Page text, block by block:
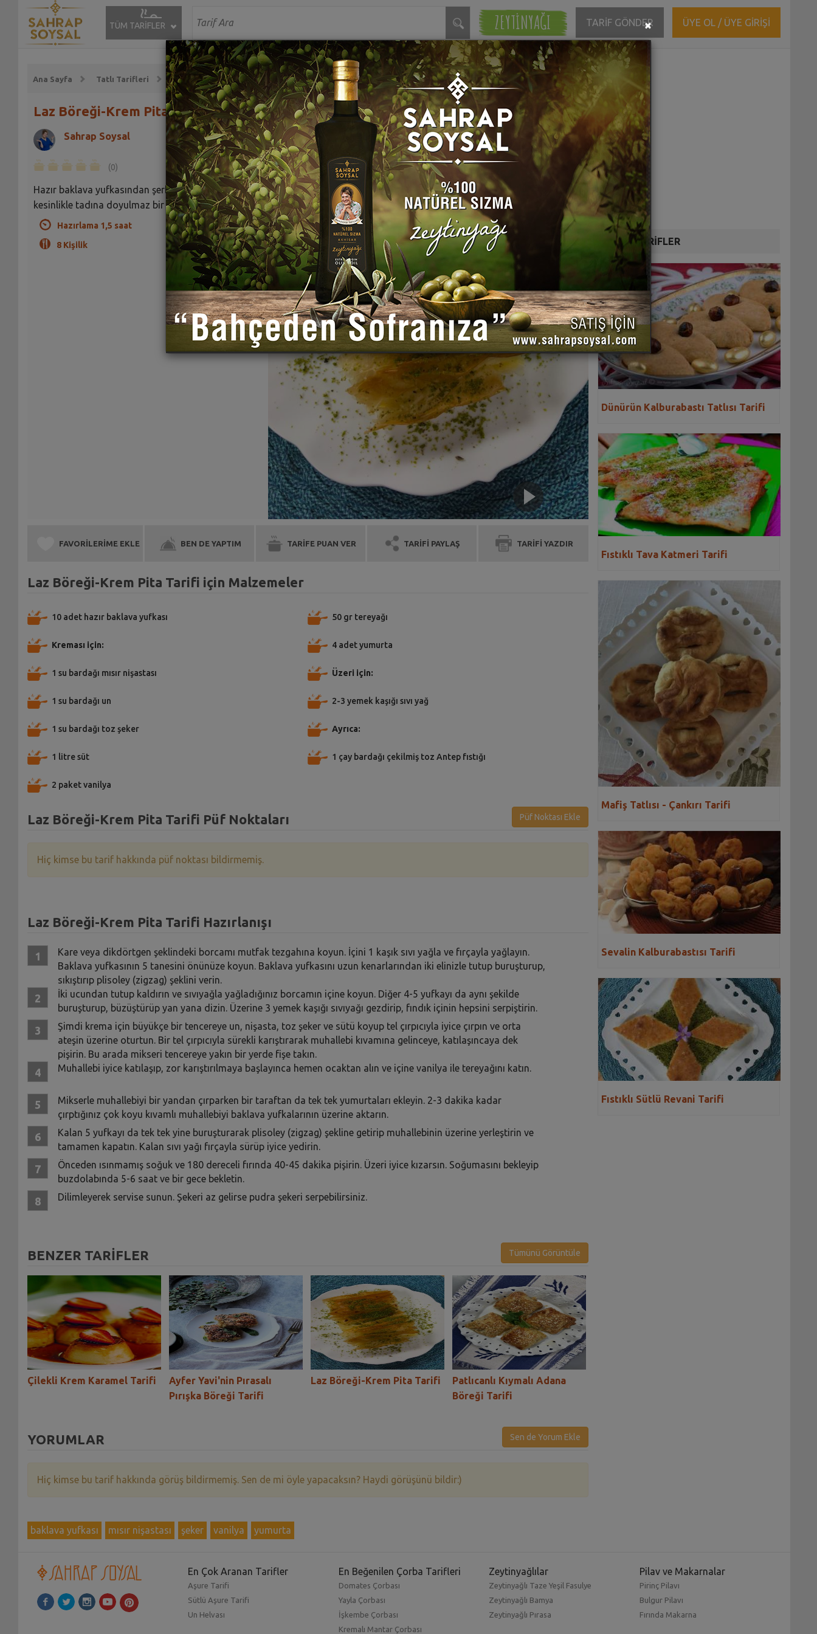
TÜM TARİFLER ZEYTİNYAĞI TARİF GÖNDER ÜYE OL / ÜYE GİRİŞİ
Ana Sayfa Tatlı Tarifleri Şerbetli Tatlı Tarifleri
Laz Böreği-Krem Pita Tarifi
Sahrap Soysal
(0)
Hazır baklava yufkasından şerbetli, kremalı ve
kesinlikle tadına doyulmaz bir tatlı tarifim var!
Hazırlama 1,5 saat
8 Kişilik
FAVORİLERİME EKLE BEN DE YAPTIM TARİFE PUAN VER TARİFİ PAYLAŞ TARİFİ YAZDIR
Laz Böreği-Krem Pita Tarifi için Malzemeler
10 adet hazır baklava yufkası
Kreması için:
1 su bardağı mısır nişastası
1 su bardağı un
1 su bardağı toz şeker
1 litre süt
2 paket vanilya
50 gr tereyağı
4 adet yumurta
Üzeri için:
2-3 yemek kaşığı sıvı yağ
Ayrıca:
1 çay bardağı çekilmiş toz Antep fıstığı
Laz Böreği-Krem Pita Tarifi Püf Noktaları Püf Noktası Ekle
Hiç kimse bu tarif hakkında püf noktası bildirmemiş.
Laz Böreği-Krem Pita Tarifi Hazırlanışı
Kare veya dikdörtgen şeklindeki borcamı mutfak tezgahına koyun. İçini 1 kaşık sıvı yağla ve fırçayla yağlayın.
Baklava yufkasının 5 tanesini önünüze koyun. Baklava yufkasını uzun kenarlarından iki elinizle tutup buruşturup,
sıkıştırıp plisoley (zigzag) şeklini verin.
İki ucundan tutup kaldırın ve sıvıyağla yağladığınız borcamın içine koyun. Diğer 4-5 yufkayı da aynı şekilde
buruşturup, büzüştürüp yan yana dizin. Üzerine 3 yemek kaşığı sıvıyağı gezdirip, fındık içinin hepsini serpiştirin.
Şimdi krema için büyükçe bir tencereye un, nişasta, toz şeker ve sütü koyup tel çırpıcıyla iyice çırpın ve orta
ateşin üzerine oturtun. Bir tel çırpıcıyla sürekli karıştırarak muhallebi kıvamına gelinceye, katılaşıncaya dek
pişirin. Bu arada mikseri tencereye yakın bir yerde fişe takın.
Muhallebi iyice katılaşıp, zor karıştırılmaya başlayınca hemen ocaktan alın ve içine vanilya ile tereyağını katın.
Mikserle muhallebiyi bir yandan çırparken bir taraftan da tek tek yumurtaları ekleyin. 2-3 dakika kadar
çırptığınız çok koyu kıvamlı muhallebiyi baklava yufkalarının üzerine aktarın.
Kalan 5 yufkayı da tek tek yine buruşturarak plisoley (zigzag) şekline getirip muhallebinin üzerine yerleştirin ve
tamamen kapatın. Kalan sıvı yağı fırçayla sürüp iyice yedirin.
Önceden ısınmamış soğuk ve 180 dereceli fırında 40-45 dakika pişirin. Üzeri iyice kızarsın. Soğumasını bekleyip
buzdolabında 5-6 saat ve bir gece bekletin.
Dilimleyerek servise sunun. Şekeri az gelirse pudra şekeri serpebilirsiniz.
BENZER TARİFLER Tümünü Görüntüle
Çilekli Krem Karamel Tarifi
Ayfer Yavi'nin Pırasalı
Pırışka Böreği Tarifi
Laz Böreği-Krem Pita Tarifi
Patlıcanlı Kıymalı Adana
Böreği Tarifi
YORUMLAR Sen de Yorum Ekle
Hiç kimse bu tarif hakkında görüş bildirmemiş. Sen de mi öyle yapacaksın? Haydi görüşünü bildir:)
baklava yufkası mısır nişastası şeker vanilya yumurta
DİĞER TARİFLER
Dünürün Kalburabastı Tatlısı Tarifi
Fıstıklı Tava Katmeri Tarifi
Mafiş Tatlısı - Çankırı Tarifi
Sevalin Kalburabastısı Tarifi
Fıstıklı Sütlü Revani Tarifi
En Çok Aranan Tarifler
Aşure Tarifi
Sütlü Aşure Tarifi
Un Helvası
En Beğenilen Çorba Tarifleri
Domates Çorbası
Yayla Çorbası
İşkembe Çorbası
Kremalı Mantar Çorbası
Zeytinyağlılar
Zeytinyağlı Taze Yeşil Fasulye
Zeytinyağlı Bamya
Zeytinyağlı Pırasa
Pilav ve Makarnalar
Pirinç Pilavı
Bulgur Pilavı
Fırında Makarna
×Close